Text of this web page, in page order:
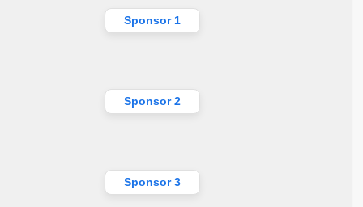
Sponsor 1
Sponsor 2
Sponsor 3